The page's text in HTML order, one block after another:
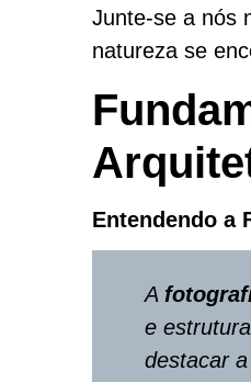
Junte-se a nós
natureza se
Entendendo a
A
e
destacar